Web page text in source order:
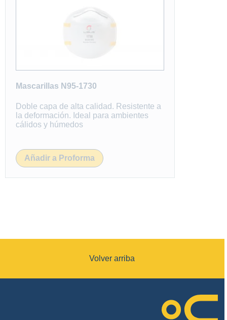
Mascarillas N95-1730
Doble capa de alta calidad. Resistente a
la deformación. Ideal para ambientes
cálidos y húmedos
Añadir a Proforma
Volver arriba